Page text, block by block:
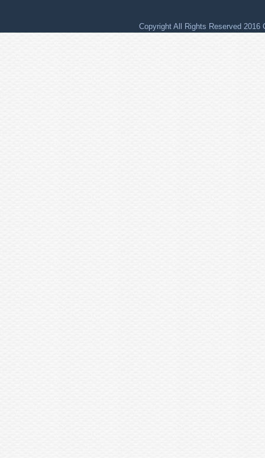
Copyright All Rights Reserved 2016